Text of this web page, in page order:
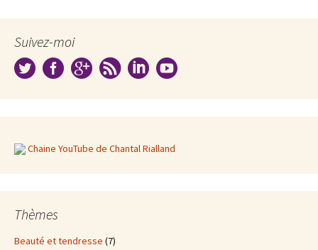
Suivez-moi
Chaine YouTube de Chantal Rialland
Thèmes
Beauté et tendresse (7)